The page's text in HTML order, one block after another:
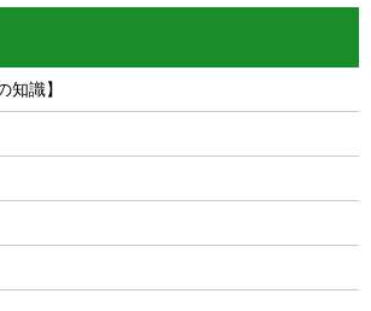
知識】